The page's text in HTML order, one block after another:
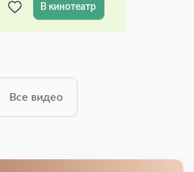
В кинотеатр
Все видео